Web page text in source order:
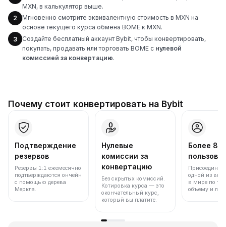
MXN, в калькулятор выше.
2
Мгновенно смотрите эквивалентную стоимость в MXN на
основе текущего курса обмена BOME к MXN.
3
Создайте бесплатный аккаунт Bybit, чтобы конвертировать,
покупать, продавать или торговать BOME с нулевой
комиссией за конвертацию.
Почему стоит конвертировать на Bybit
Подтверждение
резервов
Резервы 1:1 ежемесячно
подтверждаются ончейн
с помощью дерева
Меркла.
Нулевые
комиссии за
конвертацию
Без скрытых комиссий.
Котировка курса — это
окончательный курс,
который вы платите.
Более 86
одной из
в мире по
объему и